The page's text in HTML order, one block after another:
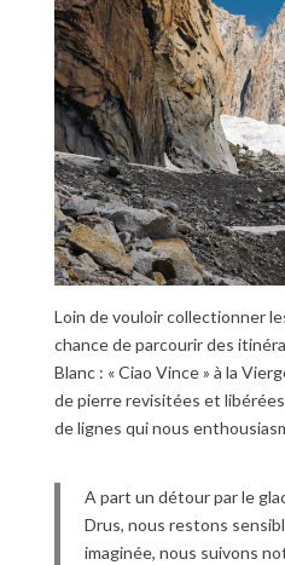
Loin de vouloir collectionner
chance de parcourir des
Blanc : « Ciao Vince » à la
de pierre revisitées et
de lignes qui nous
A part un détour par le
Drus, nous restons
imaginée, nous suivons